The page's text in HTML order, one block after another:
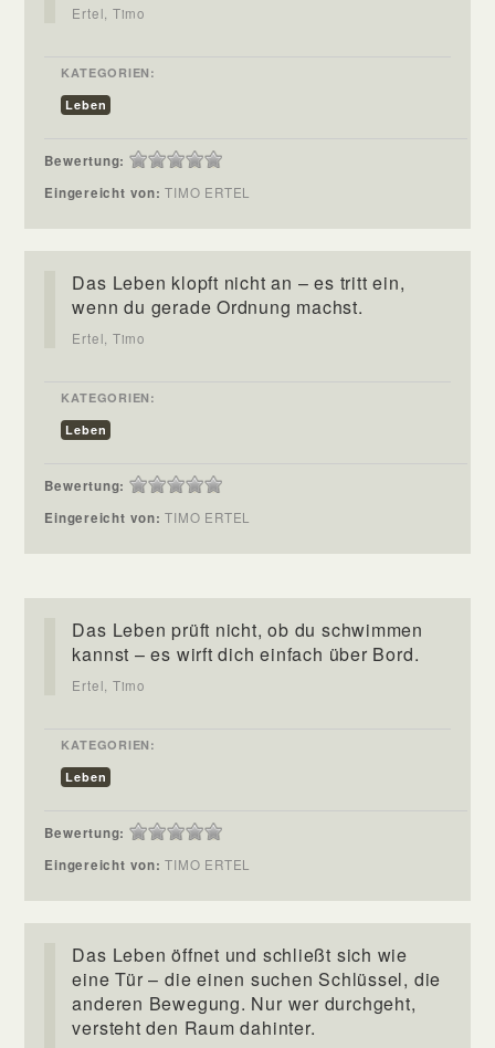
Ertel, Timo
KATEGORIEN:
Leben
Bewertung:
Eingereicht von:TIMO ERTEL
Das Leben klopft nicht an – es tritt ein,
wenn du gerade Ordnung machst.
Ertel, Timo
KATEGORIEN:
Leben
Bewertung:
Eingereicht von:TIMO ERTEL
Das Leben prüft nicht, ob du schwimmen
kannst – es wirft dich einfach über Bord.
Ertel, Timo
KATEGORIEN:
Leben
Bewertung:
Eingereicht von:TIMO ERTEL
Das Leben öffnet und schließt sich wie
eine Tür – die einen suchen Schlüssel, die
anderen Bewegung. Nur wer durchgeht,
versteht den Raum dahinter.